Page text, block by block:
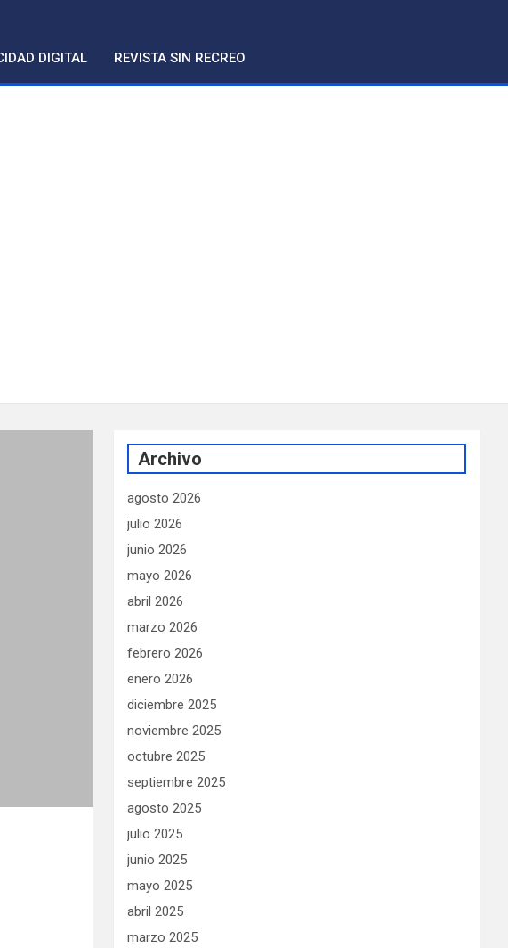
DIGITAL REVISTA SIN RECREO
Archivo
agosto 2026
julio 2026
junio 2026
mayo 2026
abril 2026
marzo 2026
febrero 2026
enero 2026
diciembre 2025
noviembre 2025
octubre 2025
septiembre 2025
agosto 2025
julio 2025
junio 2025
mayo 2025
abril 2025
marzo 2025